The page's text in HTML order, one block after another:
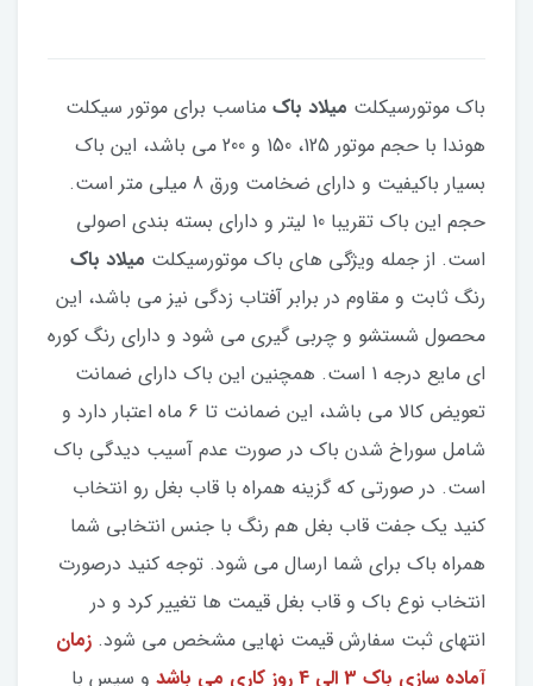
باک موتورسیکلت میلاد باک مناسب برای موتور سیکلت
هوندا با حجم موتور 125، 150 و 200 می باشد، این باک
بسیار باکیفیت و دارای ضخامت ورق 8 میلی متر است.
حجم این باک تقریبا 10 لیتر و دارای بسته بندی اصولی
است. از جمله ویژگی های باک موتورسیکلت میلاد باک
رنگ ثابت و مقاوم در برابر آفتاب زدگی نیز می باشد، این
محصول شستشو و چربی گیری می شود و دارای رنگ کوره
ای مایع درجه 1 است. همچنین این باک دارای ضمانت
تعویض کالا می باشد، این ضمانت تا 6 ماه اعتبار دارد و
شامل سوراخ شدن باک در صورت عدم آسیب دیدگی باک
است. در صورتی که گزینه همراه با قاب بغل رو انتخاب
کنید یک جفت قاب بغل هم رنگ با جنس انتخابی شما
همراه باک برای شما ارسال می شود. توجه کنید درصورت
انتخاب نوع باک و قاب بغل قیمت ها تغییر کرد و در
انتهای ثبت سفارش قیمت نهایی مشخص می شود. زمان
آماده سازی باک 3 الی 4 روز کاری می باشد
و سپس با